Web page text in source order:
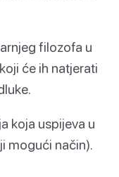
filozofa u
će ih natjerati
koja uspijeva u
mogući način).